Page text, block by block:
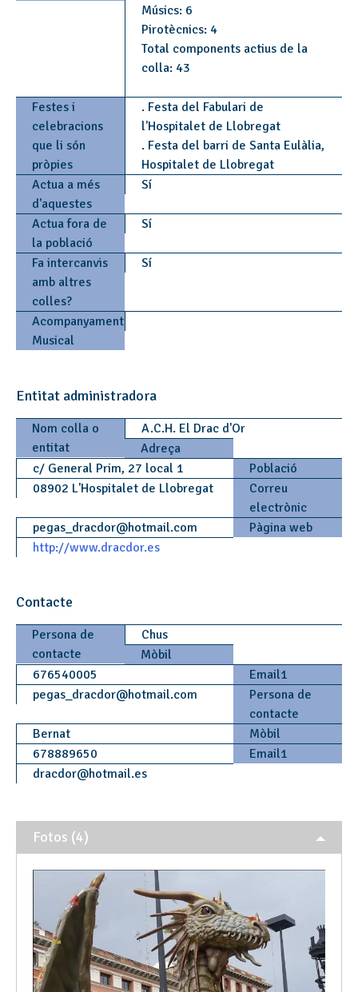
Músics: 6
Pirotècnics: 4
Total components actius de la
colla: 43
Festes i
celebracions
que li són
pròpies
. Festa del Fabulari de
l'Hospitalet de Llobregat
. Festa del barri de Santa Eulàlia,
Hospitalet de Llobregat
Actua a més
d'aquestes
Sí
Actua fora de
la població
Sí
Fa intercanvis
amb altres
colles?
Sí
Acompanyament
Musical
Entitat administradora
Nom colla o
entitat
A.C.H. El Drac d'Or
Adreça
c/ General Prim, 27 local 1
Població
08902 L'Hospitalet de Llobregat
Correu
electrònic
pegas_dracdor@hotmail.com
Pàgina web
http://www.dracdor.es
Contacte
Persona de
contacte
Chus
Mòbil
676540005
Email1
pegas_dracdor@hotmail.com
Persona de
contacte
Bernat
Mòbil
678889650
Email1
dracdor@hotmail.es
Fotos (4)